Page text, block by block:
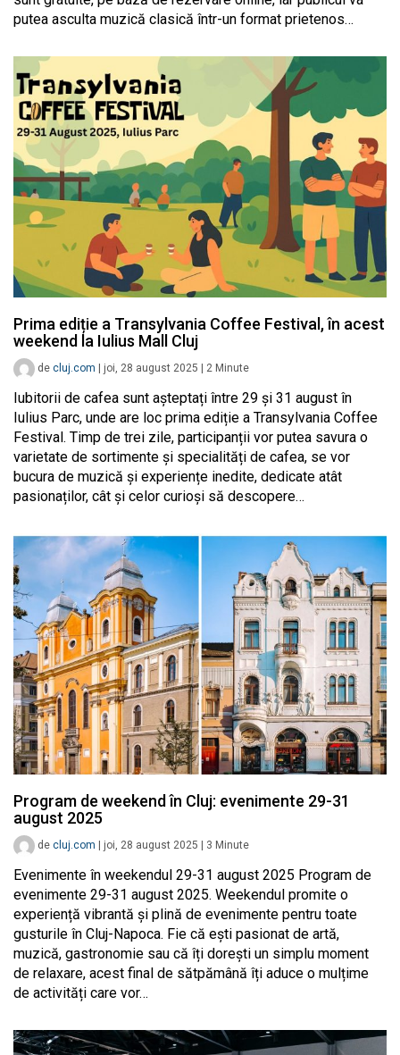
putea asculta muzică clasică într-un format prietenos…
Prima ediție a Transylvania Coffee Festival, în acest
weekend la Iulius Mall Cluj
de cluj.com joi, 28 august 2025 2 Minute
Iubitorii de cafea sunt așteptați între 29 și 31 august în
Iulius Parc, unde are loc prima ediție a Transylvania Coffee
Festival. Timp de trei zile, participanții vor putea savura o
varietate de sortimente și specialități de cafea, se vor
bucura de muzică și experiențe inedite, dedicate atât
pasionaților, cât și celor curioși să descopere…
Program de weekend în Cluj: evenimente 29-31
august 2025
de cluj.com joi, 28 august 2025 3 Minute
Evenimente în weekendul 29-31 august 2025 Program de
evenimente 29-31 august 2025. Weekendul promite o
experiență vibrantă și plină de evenimente pentru toate
gusturile în Cluj-Napoca. Fie că ești pasionat de artă,
muzică, gastronomie sau că îți dorești un simplu moment
de relaxare, acest final de sătpămână îți aduce o mulțime
de activități care vor…